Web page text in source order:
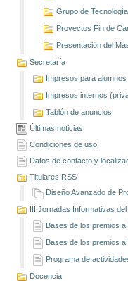
Grupo de
Proyectos Fin de
Presentación del
Secretaría
Impresos para alumnos
Impresos internos
Tablón de anuncios
Últimas noticias
Condiciones de uso
Datos de contacto y
Titulares RSS
Diseño Avanzado de
III Jornadas Informativas
Bases de los premios
Bases de los premios
Programa de
Docencia